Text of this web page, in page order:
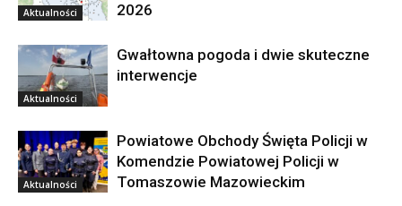
Aktualności
2026
Aktualności
Gwałtowna pogoda i dwie skuteczne
interwencje
Aktualności
Powiatowe Obchody Święta Policji w
Komendzie Powiatowej Policji w
Tomaszowie Mazowieckim